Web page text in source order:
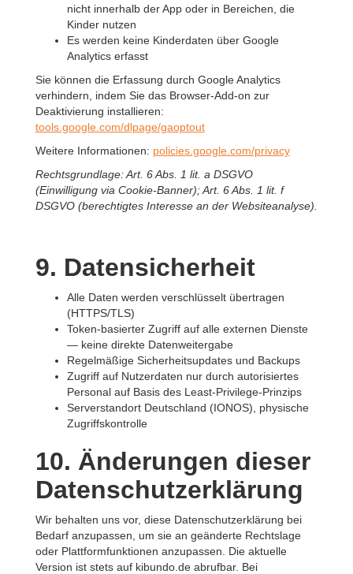
nicht innerhalb der App oder in Bereichen, die
Kinder nutzen
Es werden keine Kinderdaten über Google
Analytics erfasst
Sie können die Erfassung durch Google Analytics
verhindern, indem Sie das Browser-Add-on zur
Deaktivierung installieren:
tools.google.com/dlpage/gaoptout
Weitere Informationen: policies.google.com/privacy
Rechtsgrundlage: Art. 6 Abs. 1 lit. a DSGVO
(Einwilligung via Cookie-Banner); Art. 6 Abs. 1 lit. f
DSGVO (berechtigtes Interesse an der Websiteanalyse).
9. Datensicherheit
Alle Daten werden verschlüsselt übertragen
(HTTPS/TLS)
Token-basierter Zugriff auf alle externen Dienste
— keine direkte Datenweitergabe
Regelmäßige Sicherheitsupdates und Backups
Zugriff auf Nutzerdaten nur durch autorisiertes
Personal auf Basis des Least-Privilege-Prinzips
Serverstandort Deutschland (IONOS), physische
Zugriffskontrolle
10. Änderungen dieser
Datenschutzerklärung
Wir behalten uns vor, diese Datenschutzerklärung bei
Bedarf anzupassen, um sie an geänderte Rechtslage
oder Plattformfunktionen anzupassen. Die aktuelle
Version ist stets auf kibundo.de abrufbar. Bei